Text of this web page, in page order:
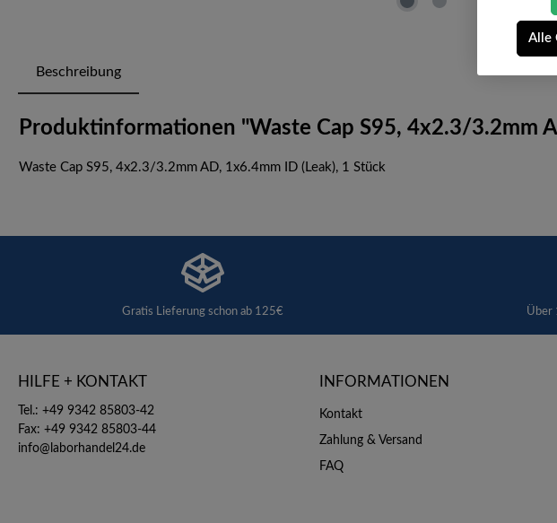
Beschreibung
Produktinformationen "Waste Cap S95, 4x2.3/3.2mm
Waste Cap S95, 4x2.3/3.2mm AD, 1x6.4mm ID (Leak), 1 Stück
Gratis Lieferung schon ab 125€ Über
HILFE + KONTAKT
Tel.: +49 9342 85803-42
Fax: +49 9342 85803-44
info@laborhandel24.de
INFORMATIONEN
Kontakt
Zahlung & Versand
FAQ
Alle